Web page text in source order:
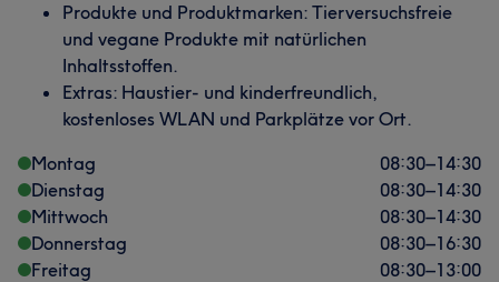
Produkte und Produktmarken: Tierversuchsfreie
und vegane Produkte mit natürlichen
Inhaltsstoffen.
Extras: Haustier- und kinderfreundlich,
kostenloses WLAN und Parkplätze vor Ort.
Montag
08:30–14:30
Dienstag
08:30–14:30
Mittwoch
08:30–14:30
Donnerstag
08:30–16:30
Freitag
08:30–13:00